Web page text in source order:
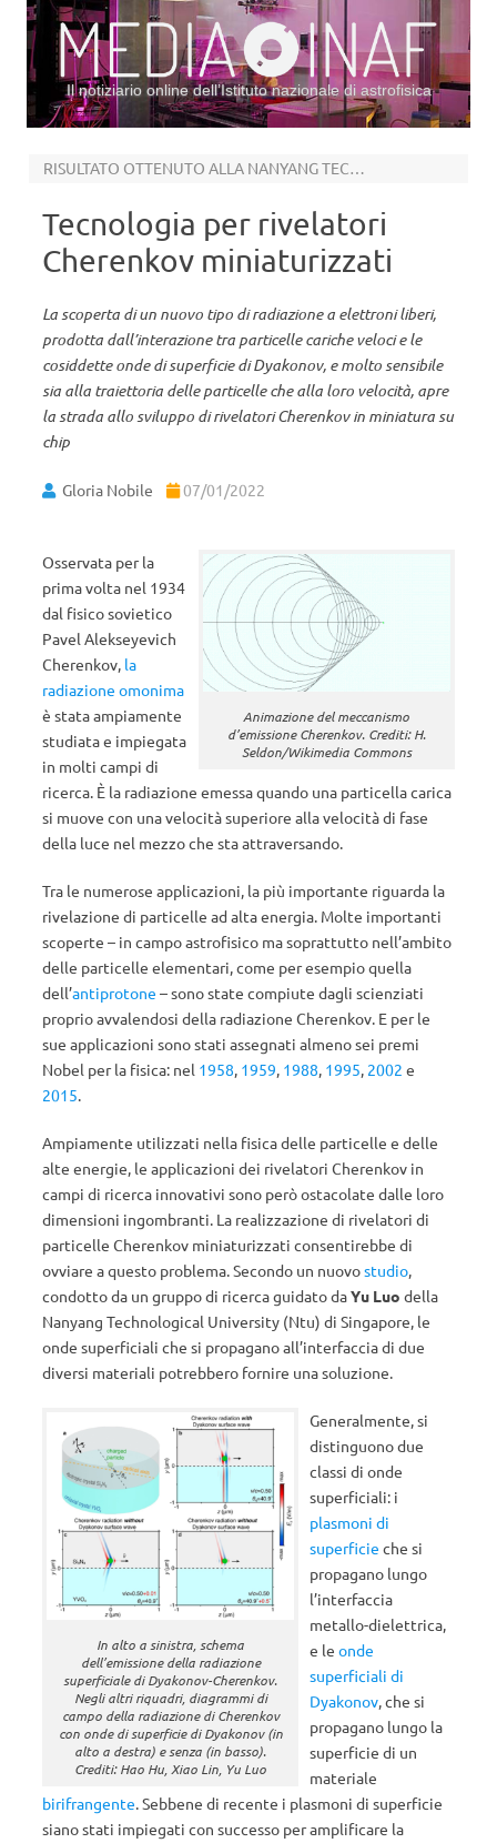
Il notiziario online dell’Istituto nazionale di astrofisica
RISULTATO OTTENUTO ALLA NANYANG TECHNOLOGICAL UNIVERSITY DI SINGAPORE
Tecnologia per rivelatori
Cherenkov miniaturizzati
La scoperta di un nuovo tipo di radiazione a elettroni liberi,
prodotta dall’interazione tra particelle cariche veloci e le
cosiddette onde di superficie di Dyakonov, e molto sensibile
sia alla traiettoria delle particelle che alla loro velocità, apre
la strada allo sviluppo di rivelatori Cherenkov in miniatura su
chip
Gloria Nobile 07/01/2022
Animazione del meccanismo
d’emissione Cherenkov. Crediti: H.
Seldon/Wikimedia Commons
Osservata per la
prima volta nel 1934
dal fisico sovietico
Pavel Alekseyevich
Cherenkov, la
radiazione omonima
è stata ampiamente
studiata e impiegata
in molti campi di
ricerca. È la radiazione emessa quando una particella carica
si muove con una velocità superiore alla velocità di fase
della luce nel mezzo che sta attraversando.
Tra le numerose applicazioni, la più importante riguarda la
rivelazione di particelle ad alta energia. Molte importanti
scoperte – in campo astrofisico ma soprattutto nell’ambito
delle particelle elementari, come per esempio quella
dell’antiprotone – sono state compiute dagli scienziati
proprio avvalendosi della radiazione Cherenkov. E per le
sue applicazioni sono stati assegnati almeno sei premi
Nobel per la fisica: nel 1958, 1959, 1988, 1995, 2002 e
2015.
Ampiamente utilizzati nella fisica delle particelle e delle
alte energie, le applicazioni dei rivelatori Cherenkov in
campi di ricerca innovativi sono però ostacolate dalle loro
dimensioni ingombranti. La realizzazione di rivelatori di
particelle Cherenkov miniaturizzati consentirebbe di
ovviare a questo problema. Secondo un nuovostudio,
condotto da un gruppo di ricerca guidato daYu Luo della
Nanyang Technological University (Ntu) di Singapore, le
onde superficiali che si propagano all’interfaccia di due
diversi materiali potrebbero fornire una soluzione.
In alto a sinistra, schema
dell’emissione della radiazione
superficiale di Dyakonov-Cherenkov.
Negli altri riquadri, diagrammi di
campo della radiazione di Cherenkov
con onde di superficie di Dyakonov (in
alto a destra) e senza (in basso).
Crediti: Hao Hu, Xiao Lin, Yu Luo
Generalmente, si
distinguono due
classi di onde
superficiali: i
plasmoni di
superficie che si
propagano lungo
l’interfaccia
metallo-dielettrica,
e leonde
superficiali di
Dyakonov, che si
propagano lungo la
superficie di un
materiale
birifrangente. Sebbene di recente i plasmoni di superficie
siano stati impiegati con successo per amplificare la